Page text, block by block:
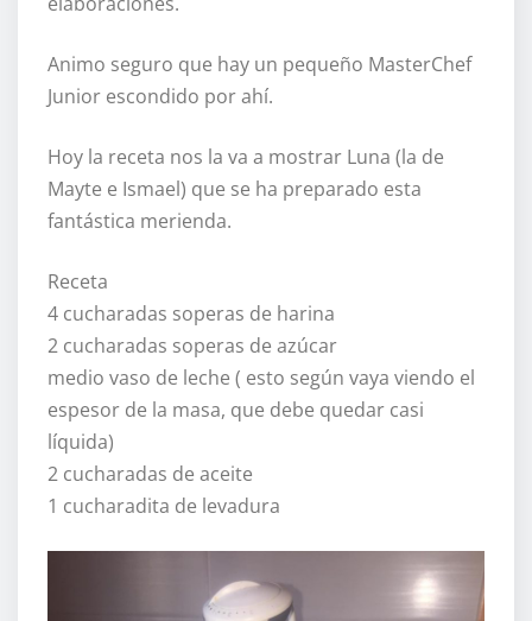
Animo seguro que hay un pequeño MasterChef
Junior escondido por ahí.
Hoy la receta nos la va a mostrar Luna (la de
Mayte e Ismael) que se ha preparado esta
fantástica merienda.
Receta
4 cucharadas soperas de harina
2 cucharadas soperas de azúcar
medio vaso de leche ( esto según vaya viendo el
espesor de la masa, que debe quedar casi
líquida)
2 cucharadas de aceite
1 cucharadita de levadura